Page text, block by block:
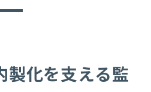
化を支える監